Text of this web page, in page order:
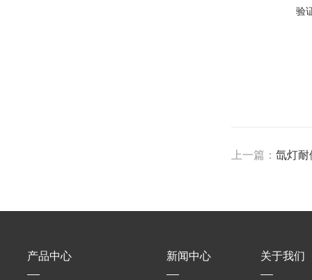
验
上一篇：氙灯耐
产品中心 新闻中心 关于我们